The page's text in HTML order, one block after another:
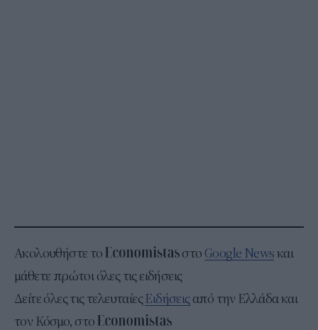
Ακολουθήστε το στο Google Newsκαι
μάθετε πρώτοι όλες τις ειδήσεις
Δείτε όλες τις τελευταίεςΕιδήσειςαπό την Ελλάδα και
τον Κόσμο, στο